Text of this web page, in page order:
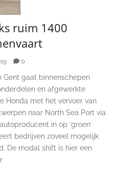
ruim 1400
0
Gent gaat binnenschepen
en afgewerkte
Honda met het vervoer van
naar North Sea Port via
in op ‘groen’
bedrijven zoveel mogelijk
De modal shift is hier een